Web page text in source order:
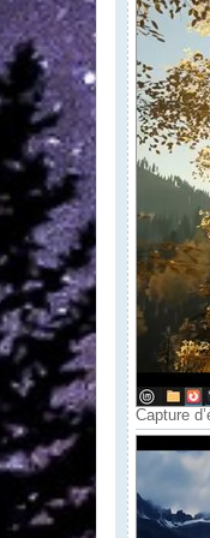
### 5.
### 6.
--
--no-
--
--no-
--loop-
--no-
--
--
if [[ -n
fi
mpv
#
### 7.
Capture